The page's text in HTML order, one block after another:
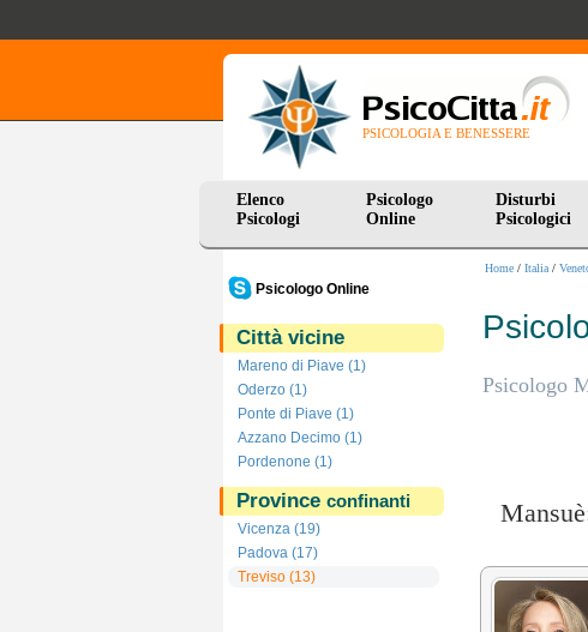
PSICOLOGIA E BENESSERE
Elenco
Psicologi
Psicologo
Online
Disturbi
Psicologici
Home / Italia /
Psicologo Online
Città vicine
Mareno di Piave (1)
Oderzo (1)
Ponte di Piave (1)
Azzano Decimo (1)
Pordenone (1)
Province confinanti
Vicenza (19)
Padova (17)
Treviso (13)
Psicologo